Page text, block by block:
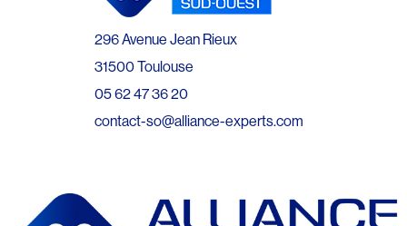
296 Avenue Jean Rieux
31500 Toulouse
05 62 47 36 20
contact-so@alliance-experts.com